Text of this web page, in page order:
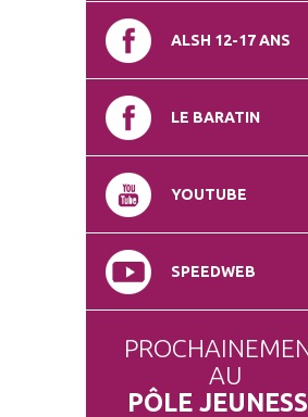
ALSH 12-17 ANS
LE BARATIN
YOUTUBE
SPEEDWEB
AU
PÔLE